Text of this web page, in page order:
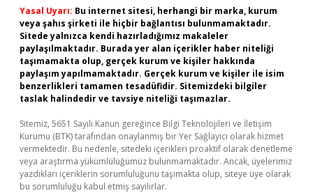
Yasal Uyarı: Bu internet sitesi, herhangi bir marka, kurum
veya şahıs şirketi ile hiçbir bağlantısı bulunmamaktadır.
Sitede yalnızca kendi hazırladığımız makaleler
paylaşılmaktadır. Burada yer alan içerikler haber niteliği
taşımamakta olup, gerçek kurum ve kişiler hakkında
paylaşım yapılmamaktadır. Gerçek kurum ve kişiler ile isim
benzerlikleri tamamen tesadüfidir. Sitemizdeki bilgiler
taslak halindedir ve tavsiye niteliği taşımazlar.
Sitemiz, 5651 Sayılı Kanun gereğince Bilgi Teknolojileri ve İletişim
Kurumu (BTK) tarafından onaylanmış bir Yer Sağlayıcı olarak hizmet
vermektedir. Bu nedenle, sitedeki içerikleri proaktif olarak denetleme
veya araştırma yükümlülüğümüz bulunmamaktadır. Ancak, üyelerimiz
yazdıkları içeriklerin sorumluluğunu taşımakta olup, siteye üye olarak
bu sorumluluğu kabul etmiş sayılırlar.